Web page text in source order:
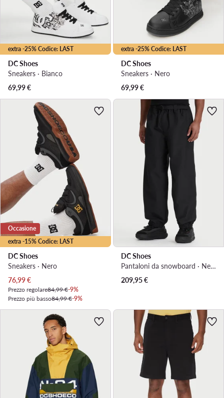
extra -25% Codice: LAST
DC Shoes
Sneakers · Bianco
69,99€
extra -25% Codice: LAST
DC Shoes
Sneakers · Nero
69,99€
extra -15% Codice: LAST
Occasione
DC Shoes
Sneakers · Nero
Prezzo attuale
76,99€
Prezzo regolare84,99 €-9%
Prezzo più basso84,99 €-9%
DC Shoes
Pantaloni da snowboard · Nero
209,95€